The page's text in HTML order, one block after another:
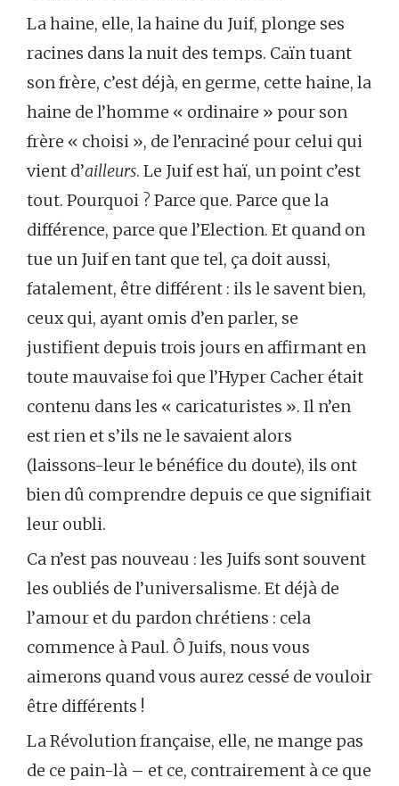
La haine, elle, la haine du Juif, plonge ses
racines dans la nuit des temps. Caïn tuant
son frère, c’est déjà, en germe, cette haine, la
haine de l’homme « ordinaire » pour son
frère « choisi », de l’enraciné pour celui qui
vient d’ailleurs. Le Juif est haï, un point c’est
tout. Pourquoi ? Parce que. Parce que la
différence, parce que l’Election. Et quand on
tue un Juif en tant que tel, ça doit aussi,
fatalement, être différent : ils le savent bien,
ceux qui, ayant omis d’en parler, se
justifient depuis trois jours en affirmant en
toute mauvaise foi que l’Hyper Cacher était
contenu dans les « caricaturistes ». Il n’en
est rien et s’ils ne le savaient alors
(laissons-leur le bénéfice du doute), ils ont
bien dû comprendre depuis ce que signifiait
leur oubli.
Ca n’est pas nouveau : les Juifs sont souvent
les oubliés de l’universalisme. Et déjà de
l’amour et du pardon chrétiens : cela
commence à Paul. Ô Juifs, nous vous
aimerons quand vous aurez cessé de vouloir
être différents !
La Révolution française, elle, ne mange pas
de ce pain-là – et ce, contrairement à ce que